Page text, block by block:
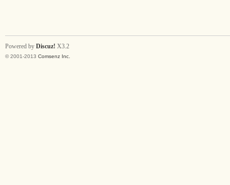
Powered by Discuz! X3.2
© 2001-2013 Comsenz Inc.